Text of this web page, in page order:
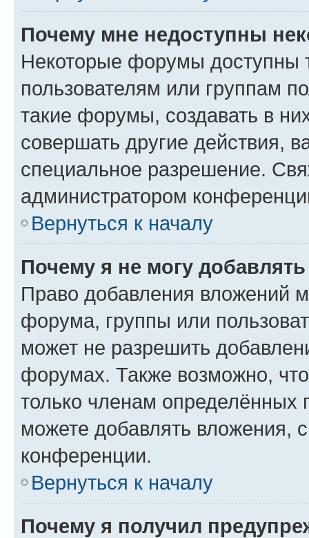
Почему мне недоступны
Некоторые форумы доступны
пользователям или группам
такие форумы, создавать в
совершать другие действия,
специальное разрешение.
администратором
Вернуться к началу
Почему я не могу
Право добавления вложений
форума, группы или
может не разрешить
форумах. Также возможно,
только членам определённых
можете добавлять вложения,
конференции.
Вернуться к началу
Почему я получил